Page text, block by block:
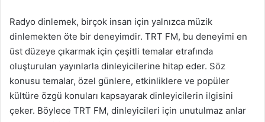
Radyo dinlemek, birçok insan için yalnızca müzik
dinlemekten öte bir deneyimdir. TRT FM, bu deneyimi en
üst düzeye çıkarmak için çeşitli temalar etrafında
oluşturulan yayınlarla dinleyicilerine hitap eder. Söz
konusu temalar, özel günlere, etkinliklere ve popüler
kültüre özgü konuları kapsayarak dinleyicilerin ilgisini
çeker. Böylece TRT FM, dinleyicileri için unutulmaz anlar